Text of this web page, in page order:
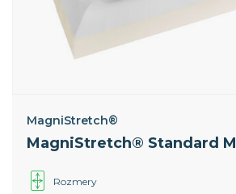
MagniStretch®
MagniStretch® Standard M
Rozmery